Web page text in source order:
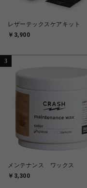
レザーテックスケアキット
￥3,900
3
メンテナンス ワックス
￥3,300